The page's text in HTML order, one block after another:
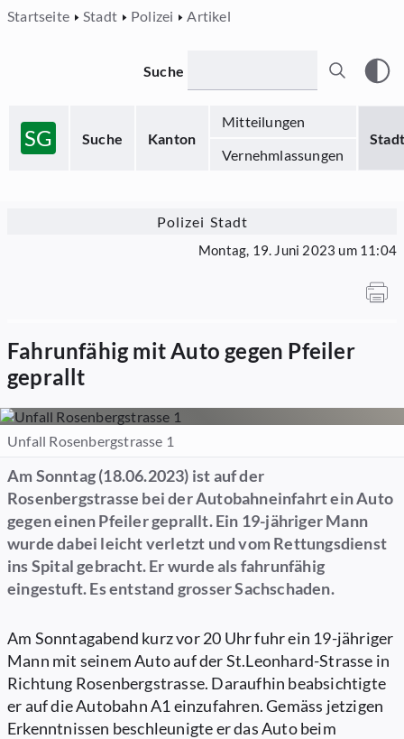
Startseite Stadt Polizei Artikel
SG Suche Kanton
Mitteilungen
Stadt
Vernehmlassungen
Suche
Polizei Stadt
Montag, 19. Juni 2023 um 11:04
Fahrunfähig mit Auto gegen Pfeiler
geprallt
Unfall Rosenbergstrasse 1
Am Sonntag (18.06.2023) ist auf der
Rosenbergstrasse bei der Autobahneinfahrt ein Auto
gegen einen Pfeiler geprallt. Ein 19-jähriger Mann
wurde dabei leicht verletzt und vom Rettungsdienst
ins Spital gebracht. Er wurde als fahrunfähig
eingestuft. Es entstand grosser Sachschaden.
Am Sonntagabend kurz vor 20 Uhr fuhr ein 19-jähriger
Mann mit seinem Auto auf der St.Leonhard-Strasse in
Richtung Rosenbergstrasse. Daraufhin beabsichtigte
er auf die Autobahn A1 einzufahren. Gemäss jetzigen
Erkenntnissen beschleunigte er das Auto beim